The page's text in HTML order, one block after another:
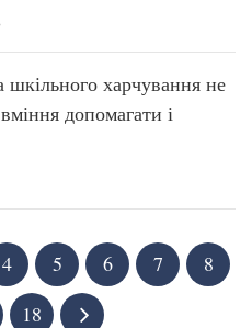
харчування не
допомагати і
4 5 6 7
8
18